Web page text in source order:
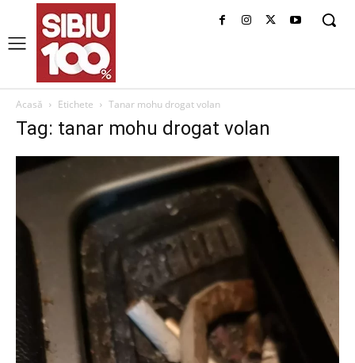
Acasă Etichete Tanar mohu drogat volan
Tag: tanar mohu drogat volan